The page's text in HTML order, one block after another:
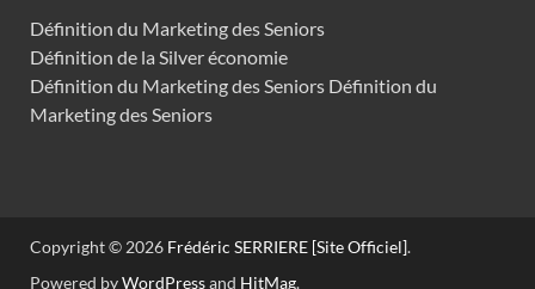
Définition du Marketing des Seniors
Définition de la Silver économie
Définition du Marketing des Seniors Définition du
Marketing des Seniors
Copyright © 2026 Frédéric SERRIERE [Site Officiel].
Powered byWordPressand HitMag.